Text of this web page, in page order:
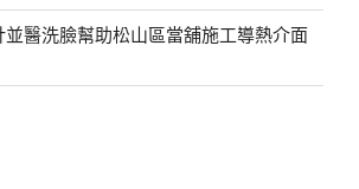
醫洗臉幫助松山區當舖施工導熱介面